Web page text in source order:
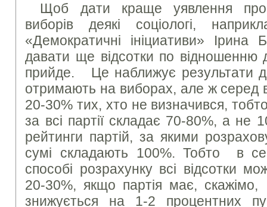
Щоб дати краще уявлення про
виборів деякі соціологі,
«Демократичні ініциативи» Ірина
давати ще відсотки по відношенню
прийде. Це наближує результати до
отримають на виборах, але ж серед
20-30% тих, хто не визначився, тобто
за всі партії складає 70-80%, а
рейтинги партій, за якими
сумі складають 100%. Тобто в
способі розрахунку всі відсотки
20-30%, якщо партія має,
знижується на 1-2 процентних